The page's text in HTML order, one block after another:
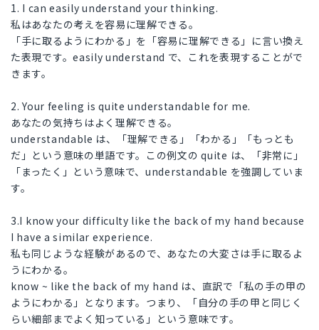
1. I can easily understand your thinking.
私はあなたの考えを容易に理解できる。
「手に取るようにわかる」を「容易に理解できる」に言い換え
た表現です。easily understand で、これを表現することがで
きます。
2. Your feeling is quite understandable for me.
あなたの気持ちはよく理解できる。
understandable は、「理解できる」「わかる」「もっとも
だ」という意味の単語です。この例文の quite は、「非常に」
「まったく」という意味で、understandable を強調していま
す。
3.I know your difficulty like the back of my hand because
I have a similar experience.
私も同じような経験があるので、あなたの大変さは手に取るよ
うにわかる。
know ~ like the back of my hand は、直訳で「私の手の甲の
ようにわかる」となります。つまり、「自分の手の甲と同じく
らい細部までよく知っている」という意味です。